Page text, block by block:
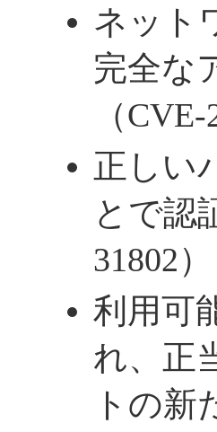
ネット
完全な
（CVE-
正しい
とで認
31802）
利用可
れ、正
トの